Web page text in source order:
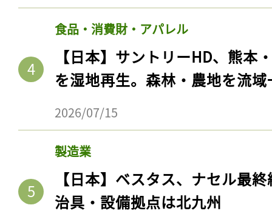
食品・消費財・アパレル
【日本】サントリーHD、熊本
を湿地再生。森林・農地を流
2026/07/15
製造業
【日本】ベスタス、ナセル最
治具・設備拠点は北九州